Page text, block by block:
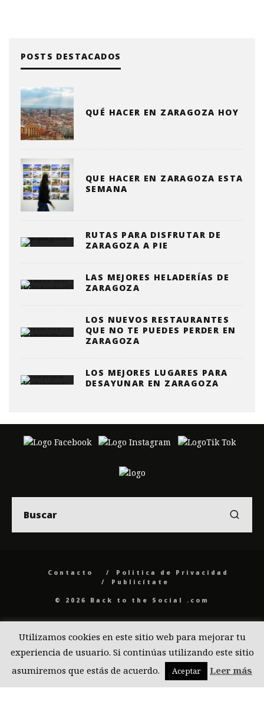
POSTS DESTACADOS
QUÉ HACER EN ZARAGOZA HOY
QUE HACER EN ZARAGOZA ESTA
SEMANA
RUTAS PARA DISFRUTAR DE
ZARAGOZA A PIE
LAS MEJORES HELADERÍAS DE
ZARAGOZA
LOS NUEVOS RESTAURANTES
QUE NO TE PUEDES PERDER EN
ZARAGOZA
LOS MEJORES LUGARES PARA
DESAYUNAR EN ZARAGOZA
Contacto
Politica de Privacidad
Publicítate
© 2026 Back to the Social .com
Utilizamos cookies en este sitio web para mejorar tu
experiencia de usuario. Si continúas utilizando este sitio
asumiremos que estás de acuerdo.
Aceptar Leer más